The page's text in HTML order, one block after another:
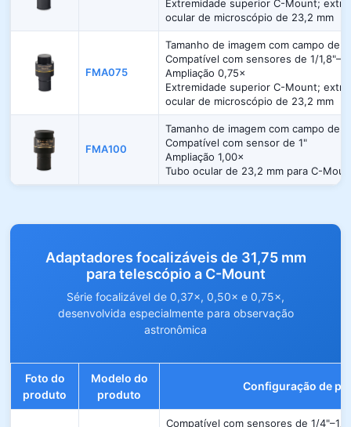
Extremidade superior C-Mount;
ocular de microscópio de 23,2 mm
FMA075
Tamanho de imagem com campo de
Compatível com sensores de 1/1,8"–1"
Ampliação 0,75×
Extremidade superior C-Mount;
ocular de microscópio de 23,2 mm
FMA100
Tamanho de imagem com campo de
Compatível com sensor de 1"
Ampliação 1,00×
Tubo ocular de 23,2 mm para C-
Adaptadores focalizáveis de 31,75 mm
para telescópio a C-Mount
Série focalizável de 0,37×, 0,50× e 0,75×,
desenvolvida especialmente para observação
astronômica
Foto do
produto
Modelo do
produto
Configuração de
Compatível com sensores de 1/4"–1/